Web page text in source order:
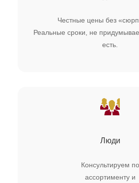
Честные цены без
Реальные сроки, не
есть.
Люди
Консультируем по
ассортименту и